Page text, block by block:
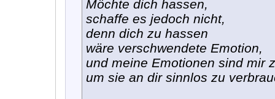
Möchte dich hassen,
schaffe es jedoch nicht,
denn dich zu hassen
wäre verschwendete Emotion,
und meine Emotionen sind mir
um sie an dir sinnlos zu